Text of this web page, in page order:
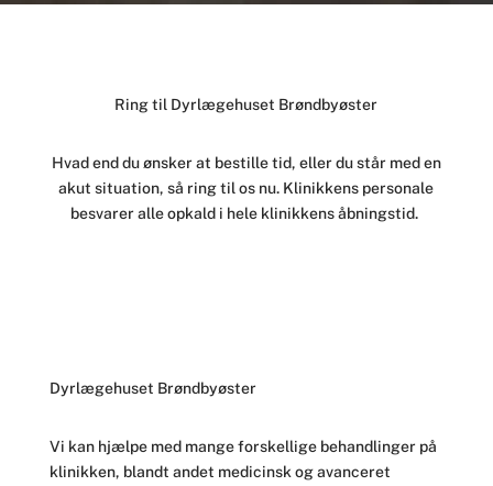
Ring til Dyrlægehuset Brøndbyøster
Hvad end du ønsker at bestille tid, eller du står med en
akut situation, så ring til os nu. Klinikkens personale
besvarer alle opkald i hele klinikkens åbningstid.
Dyrlægehuset Brøndbyøster
​Vi kan hjælpe med mange forskellige behandlinger på
klinikken, blandt andet medicinsk og avanceret